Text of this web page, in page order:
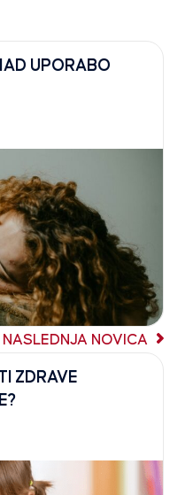
UPORABO
NASLEDNJA NOVICA
ZDRAVE